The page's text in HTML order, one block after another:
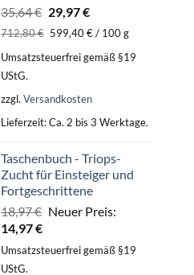
35,64€ Ursprünglicher
Preis
35,64 €
29,97€Aktueller
Preis
29,97 €.
712,80€ 599,40€/ 100g
Umsatzsteuerfrei gemäß §19
UStG.
zzgl. Versandkosten
Lieferzeit:Ca. 2 bis 3 Werktage.
Taschenbuch - Triops-
Zucht für Einsteiger und
Fortgeschrittene
18,97€ Ursprünglicher
war:
18,97 €
Neuer Preis:
14,97€Aktueller
Preis
Umsatzsteuerfrei gemäß §19
UStG.